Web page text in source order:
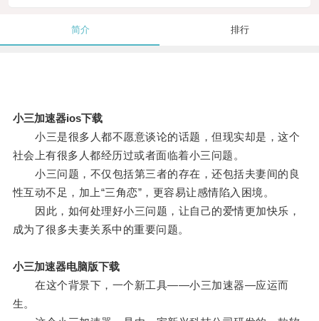
简介 排行
小三加速器ios下载
小三是很多人都不愿意谈论的话题，但现实却是，这个
社会上有很多人都经历过或者面临着小三问题。
小三问题，不仅包括第三者的存在，还包括夫妻间的良
性互动不足，加上“三角恋”，更容易让感情陷入困境。
因此，如何处理好小三问题，让自己的爱情更加快乐，
成为了很多夫妻关系中的重要问题。
小三加速器电脑版下载
在这个背景下，一个新工具——小三加速器—应运而
生。